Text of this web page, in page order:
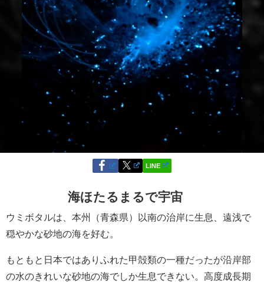
LINE
海ほたるまるで宇宙
ウミボタルは、本州（青森県）以南の治岸に生息、遠浅で
穏やかな砂地の海を好む。
もともと日本ではありふれた甲殻類の一種だったが沿岸部
の水のきれいな砂地の海でしか生息できない。高度成長期